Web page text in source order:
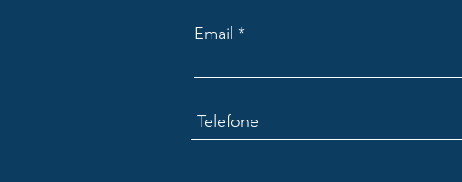
Email